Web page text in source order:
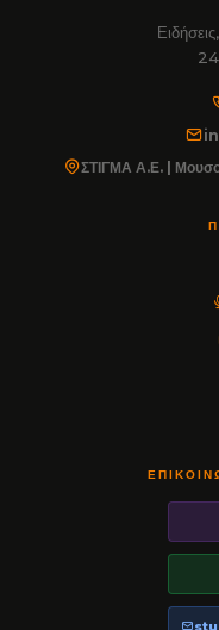
ΣΤΙΓΜΑ Α.Ε. |